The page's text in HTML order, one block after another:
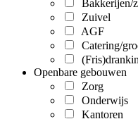
Bakkerijen/
Zuivel
AGF
Catering/
Openbare gebouwen
Zorg
Onderwijs
Kantoren